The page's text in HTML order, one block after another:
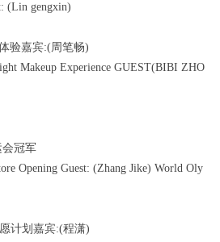
(Lin gengxin)
验嘉宾:(周笔畅)
Makeup Experience GUEST(BIBI ZHO
冠军
Opening Guest: (Zhang Jike) World Oly
计划嘉宾:(程潇)